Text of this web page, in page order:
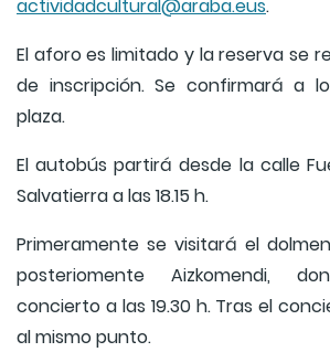
actividadcultural@araba.eus.
El aforo es limitado y la reserva se
de inscripción. Se confirmará a
plaza.
El autobús partirá desde la calle
Salvatierra a las 18.15 h.
Primeramente se visitará el
posteriomente Aizkomendi,
concierto a las 19.30 h. Tras el
al mismo punto.